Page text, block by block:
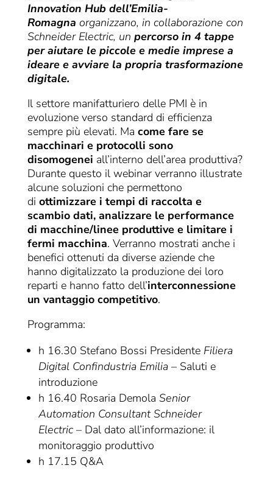
Innovation Hub dell’Emilia-
Romagna organizzano, in collaborazione con
Schneider Electric, un percorso in 4 tappe
per aiutare le piccole e medie imprese a
ideare e avviare la propria trasformazione
digitale.
Il settore manifatturiero delle PMI è in
evoluzione verso standard di efficienza
sempre più elevati. Ma come fare se
macchinari e protocolli sono
disomogenei all’interno dell’area produttiva?
Durante questo il webinar verranno illustrate
alcune soluzioni che permettono
di ottimizzare i tempi di raccolta e
scambio dati, analizzare le performance
di macchine/linee produttive e limitare i
fermi macchina. Verranno mostrati anche i
benefici ottenuti da diverse aziende che
hanno digitalizzato la produzione dei loro
reparti e hanno fatto dell’interconnessione
un vantaggio competitivo.
Programma:
h 16.30 Stefano Bossi Presidente Filiera
Digital Confindustria Emilia – Saluti e
introduzione
h 16.40 Rosaria Demola Senior
Automation Consultant Schneider
Electric– Dal dato all’informazione: il
monitoraggio produttivo
h 17.15 Q&A